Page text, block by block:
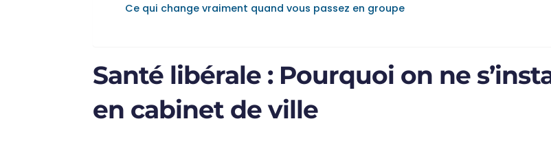
Ce qui change vraiment quand vous passez en groupe
Santé libérale : Pourquoi on ne
en cabinet de ville